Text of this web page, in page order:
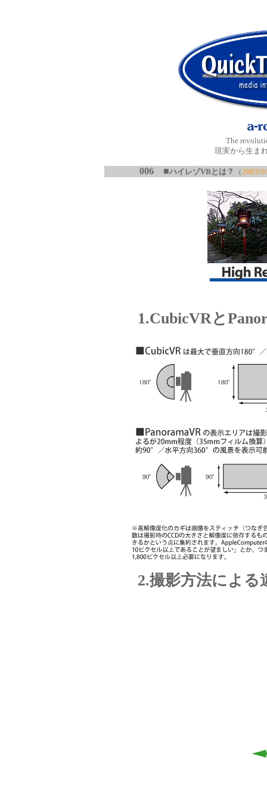
The
現実から生ま
006 ■ハイレゾVRとは？ （2003/
1.CubicVRと
2.撮影方法による